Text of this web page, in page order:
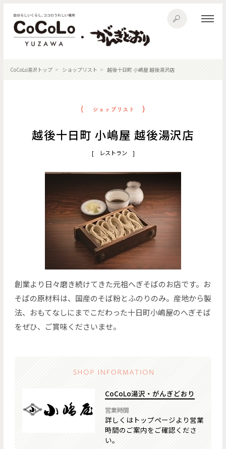
CoCoLo湯沢トップ ショップリスト 越後十日町 小嶋屋 越後湯沢店
越後十日町 小嶋屋 越後湯沢店
[ レストラン ]
創業より日々磨き続けてきた元祖へぎそばのお店です。お
そばの原材料は、国産のそば粉とふのりのみ。産地から製
法、おもてなしにまでこだわった十日町小嶋屋のへぎそば
をぜひ、ご賞味くださいませ。
CoCoLo湯沢・がんぎどおり
営業時間
詳しくはトップページより営業
時間のご案内をご確認くださ
い。